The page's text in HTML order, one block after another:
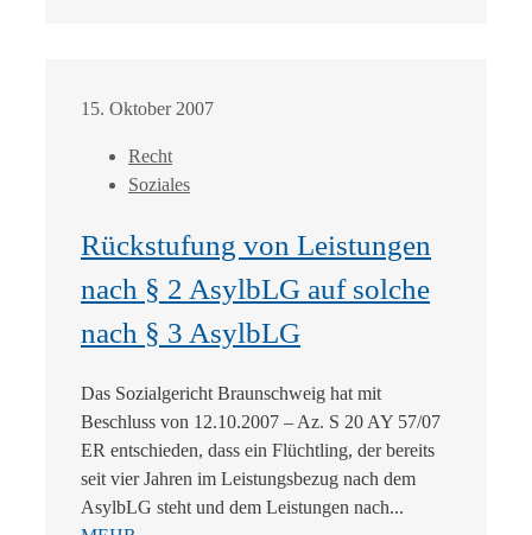
15. Oktober 2007
Recht
Soziales
Rückstufung von Leistungen
nach § 2 AsylbLG auf solche
nach § 3 AsylbLG
Das Sozialgericht Braunschweig hat mit
Beschluss von 12.10.2007 – Az. S 20 AY 57/07
ER entschieden, dass ein Flüchtling, der bereits
seit vier Jahren im Leistungsbezug nach dem
AsylbLG steht und dem Leistungen nach...